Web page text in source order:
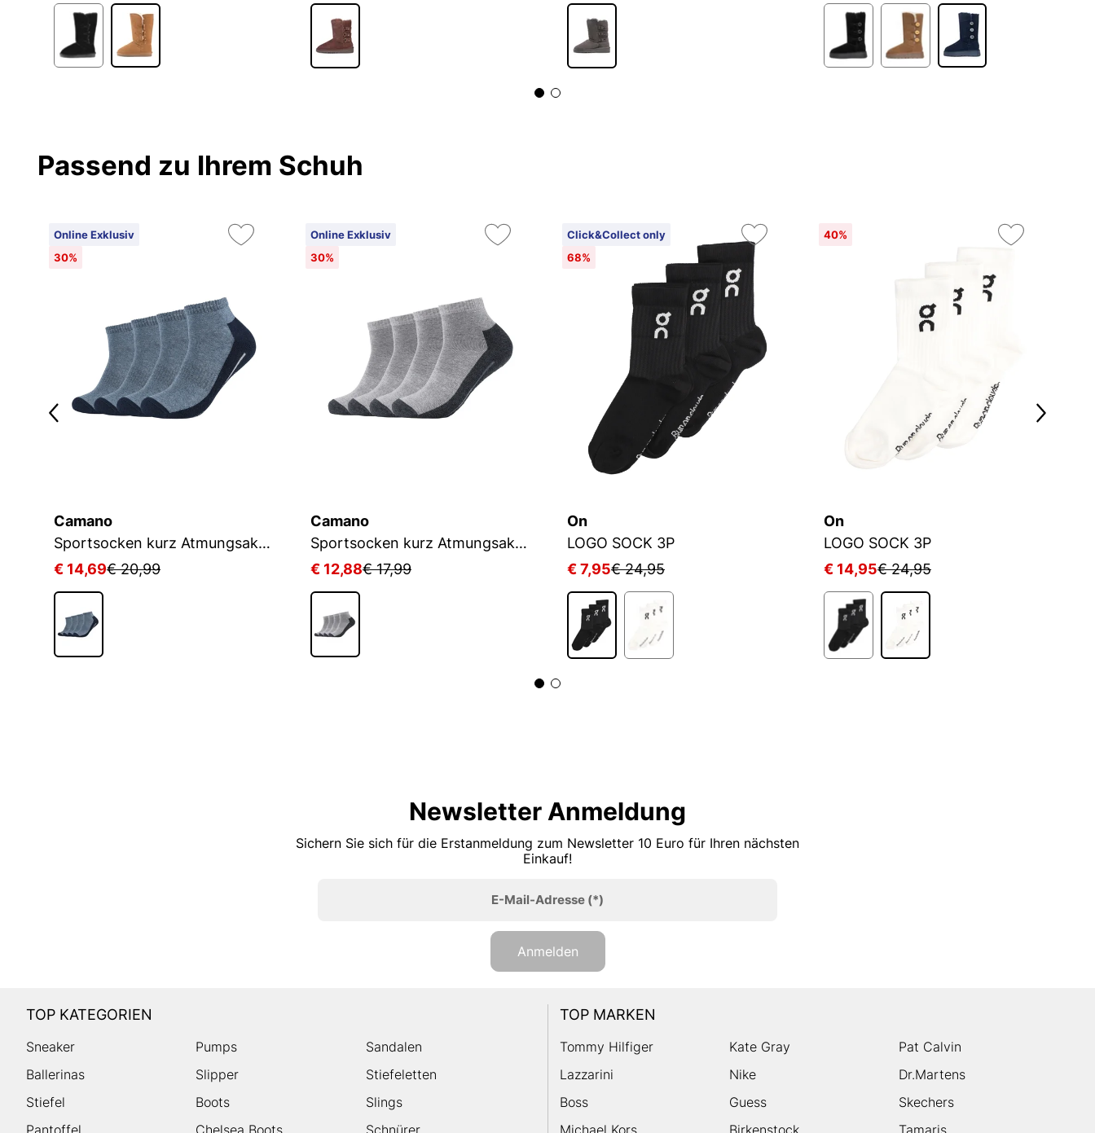
Passend zu Ihrem Schuh
Online Exklusiv
30%
Camano
Sportsocken kurz Atmungsaktiv Bequem Perfekte Passform Tennissocken Verstärkt Herren und Damen pro tex
€ 14,69€ 20,99
Online Exklusiv
30%
Camano
Sportsocken kurz Atmungsaktiv Bequem Perfekte Passform Tennissocken Verstärkt Herren und Damen pro tex
€ 12,88€ 17,99
Click&Collect only
68%
On
LOGO SOCK 3P
€ 7,95€ 24,95
40%
On
LOGO SOCK 3P
€ 14,95€ 24,95
Newsletter Anmeldung
Sichern Sie sich für die Erstanmeldung zum Newsletter 10 Euro für Ihren nächsten
Einkauf!
E-Mail-Adresse(*)
Anmelden
TOP KATEGORIEN
Sneaker Pumps
Sandalen
Ballerinas
Slipper
Stiefeletten
Stiefel
Boots
Slings
TOP MARKEN
Tommy Hilfiger Kate Gray
Pat Calvin
Lazzarini
Nike
Dr.Martens
Boss
Guess
Skechers